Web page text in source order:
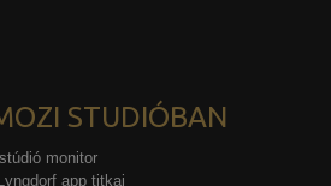
STUDIÓBAN
monitor
app titkai